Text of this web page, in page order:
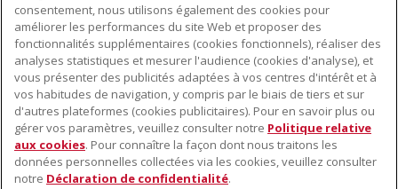
À PROPOS DE KITCHENAID
À propos de KitchenAid
Histoire de la marque
Communiqués de presse
ODR
NOS PRODUITS
Petits électroménagers
Matériel de cuisine
Accessoires
SERVICE CLIENT
Trouver un magasin
consentement, nous utilisons également des cookies pour
améliorer les performances du site Web et proposer des
fonctionnalités supplémentaires (cookies fonctionnels), réaliser des
analyses statistiques et mesurer l'audience (cookies d'analyse), et
vous présenter des publicités adaptées à vos centres d'intérêt et à
vos habitudes de navigation, y compris par le biais de tiers et sur
d'autres plateformes (cookies publicitaires). Pour en savoir plus ou
gérer vos paramètres, veuillez consulter notre Politique relative
aux cookies. Pour connaître la façon dont nous traitons les
données personnelles collectées via les cookies, veuillez consulter
notre Déclaration de confidentialité.